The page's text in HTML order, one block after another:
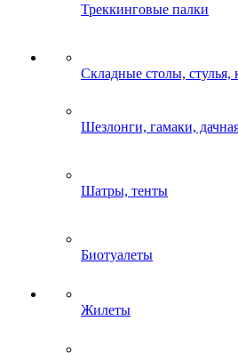
Треккинговые палки
Складные столы, стулья,
Шезлонги, гамаки,
Шатры, тенты
Биотуалеты
Жилеты